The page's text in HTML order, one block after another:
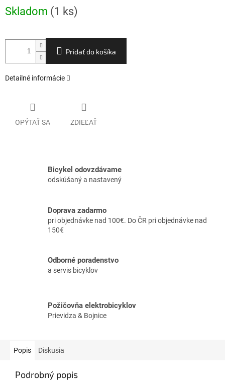
cena:
Skladom (1 ks)
Pridať do košíka
Detailné informácie
OPÝTAŤ SA ZDIEĽAŤ
Bicykel odovzdávame
odskúšaný a nastavený
Doprava zadarmo
pri objednávke nad 100€. Do ČR pri objednávke nad
150€
Odborné poradenstvo
a servis bicyklov
Požičovňa elektrobicyklov
Prievidza & Bojnice
Popis Diskusia
Podrobný popis